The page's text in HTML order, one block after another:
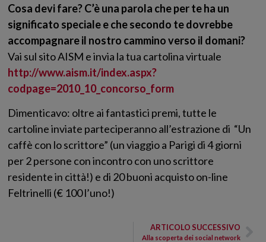
Cosa devi fare? C’è una parola che per te ha un
significato speciale e che secondo te dovrebbe
accompagnare il nostro cammino verso il domani?
Vai sul sito AISM e invia la tua cartolina virtuale
http://www.aism.it/index.aspx?
codpage=2010_10_concorso_form
Dimenticavo: oltre ai fantastici premi, tutte le
cartoline inviate parteciperanno all’estrazione di “Un
caffè con lo scrittore” (un viaggio a Parigi di 4 giorni
per 2 persone con incontro con uno scrittore
residente in città!) e di 20 buoni acquisto on-line
Feltrinelli (€ 100 l’uno!)
ARTICOLO SUCCESSIVO
Alla scoperta dei social network